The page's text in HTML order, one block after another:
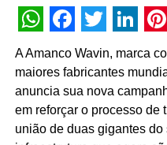
WhatsApp
Facebook
Twitter
A Amanco Wavin, marca
maiores fabricantes
anuncia sua nova
em reforçar o processo de
união de duas gigantes